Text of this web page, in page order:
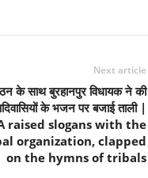
Next article
के साथ बुरहानपुर विधायक ने की
के भजन पर बजाई ताली |
raised slogans with the
organization, clapped
on the hymns of tribals